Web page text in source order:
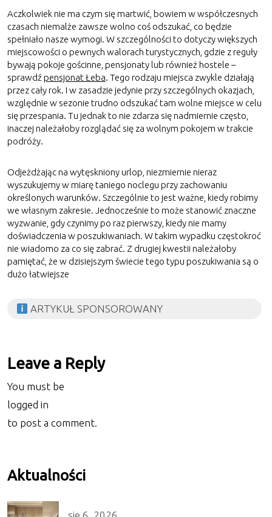
Aczkolwiek nie ma czym się martwić, bowiem w współczesnych
czasach niemalże zawsze wolno coś odszukać, co będzie
spełniało nasze wymogi. W szczególności to dotyczy większych
miejscowości o pewnych walorach turystycznych, gdzie z reguły
bywają pokoje gościnne, pensjonaty lub również hostele –
sprawdź pensjonat Łeba. Tego rodzaju miejsca zwykle działają
przez cały rok. I w zasadzie jedynie przy szczególnych okazjach,
względnie w sezonie trudno odszukać tam wolne miejsce w celu
się przespania. Tu jednak to nie zdarza się nadmiernie często,
inaczej należałoby rozglądać się za wolnym pokojem w trakcie
podróży.
Odjeżdżając na wytęskniony urlop, niezmiernie nieraz
wyszukujemy w miarę taniego noclegu przy zachowaniu
określonych warunków. Szczególnie to jest ważne, kiedy robimy
we własnym zakresie. Jednocześnie to może stanowić znaczne
wyzwanie, gdy czynimy po raz pierwszy, kiedy nie mamy
doświadczenia w poszukiwaniach. W takim wypadku częstokroć
nie wiadomo za co się zabrać. Z drugiej kwestii należałoby
pamiętać, że w dzisiejszym świecie tego typu poszukiwania są o
dużo łatwiejsze
ARTYKUŁ SPONSOROWANY
Leave a Reply
You must be
logged in
to post a comment.
Aktualności